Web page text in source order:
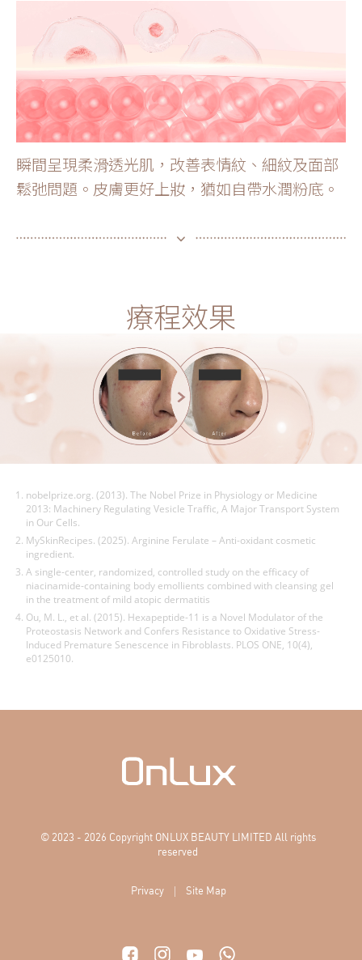
瞬間呈現柔滑透光肌，改善表情紋、細紋及面部
鬆弛問題。皮膚更好上妝，猶如自帶水潤粉底。
療程效果
nobelprize.org. (2013). The Nobel Prize in Physiology or Medicine
2013: Machinery Regulating Vesicle Traffic, A Major Transport System
in Our Cells.
MySkinRecipes. (2025). Arginine Ferulate – Anti-oxidant cosmetic
ingredient.
A single-center, randomized, controlled study on the efficacy of
niacinamide-containing body emollients combined with cleansing gel
in the treatment of mild atopic dermatitis
Ou, M. L., et al. (2015). Hexapeptide-11 is a Novel Modulator of the
Proteostasis Network and Confers Resistance to Oxidative Stress-
Induced Premature Senescence in Fibroblasts. PLOS ONE, 10(4),
e0125010.
© 2023 - 2026 Copyright ONLUX BEAUTY LIMITED All rights
reserved
Privacy | Site Map